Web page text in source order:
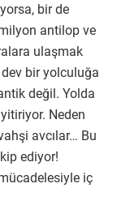
bir de
antilop ve
ulaşmak
bir yolculuğa
değil. Yolda
Neden
avcılar… Bu
ediyor!
iç